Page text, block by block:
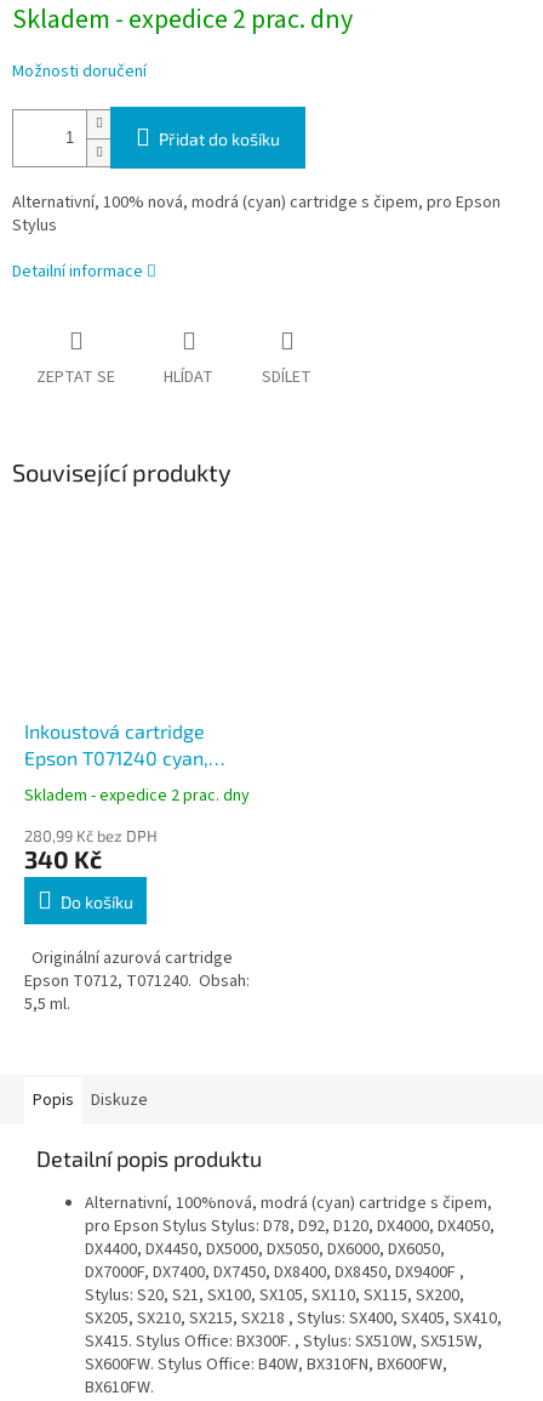
Skladem - expedice 2 prac. dny
Možnosti doručení
Přidat do košíku
Alternativní, 100% nová, modrá (cyan) cartridge s čipem, pro Epson
Stylus
Detailní informace
ZEPTAT SE HLÍDAT SDÍLET
Související produkty
Inkoustová cartridge
Epson T071240 cyan,
azurová
Skladem - expedice 2 prac. dny
280,99 Kč bez DPH
340 Kč
Do košíku
Originální azurová cartridge
Epson T0712, T071240. Obsah:
5,5 ml.
Popis Diskuze
Detailní popis produktu
Alternativní, 100%nová, modrá (cyan) cartridge s čipem,
pro Epson Stylus Stylus: D78, D92, D120, DX4000, DX4050,
DX4400, DX4450, DX5000, DX5050, DX6000, DX6050,
DX7000F, DX7400, DX7450, DX8400, DX8450, DX9400F ,
Stylus: S20, S21, SX100, SX105, SX110, SX115, SX200,
SX205, SX210, SX215, SX218 , Stylus: SX400, SX405, SX410,
SX415. Stylus Office: BX300F. , Stylus: SX510W, SX515W,
SX600FW. Stylus Office: B40W, BX310FN, BX600FW,
BX610FW.